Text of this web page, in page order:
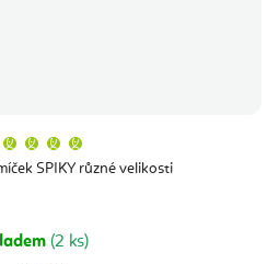
SPIKY různé velikosti
produktu
je
hvězdiček.
(2 ks)